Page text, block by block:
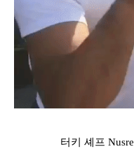
터키 셰프